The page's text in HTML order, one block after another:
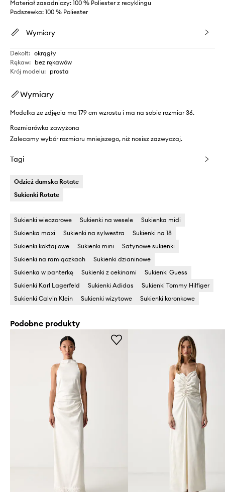
Materiał zasadniczy: 100 % Poliester z recyklingu
Podszewka: 100 % Poliester
Wymiary
Dekolt: okrągły
Rękaw: bez rękawów
Krój modelu: prosta
Wymiary
Modelka ze zdjęcia ma 179 cm wzrostu i ma na sobie rozmiar 36.
Rozmiarówka zawyżona
Zalecamy wybór rozmiaru mniejszego, niż nosisz zazwyczaj.
Tagi
Odzież damska Rotate
Sukienki Rotate
Sukienki wieczorowe Sukienki na wesele
Sukienka midi
Sukienka maxi
Sukienki na sylwestra
Sukienki na 18
Sukienki koktajlowe
Sukienki mini
Satynowe sukienki
Sukienki na ramiączkach
Sukienki dzianinowe
Sukienka w panterkę
Sukienki z cekinami
Sukienki Guess
Sukienki Karl Lagerfeld
Sukienki Adidas
Sukienki Tommy Hilfiger
Sukienki Calvin Klein
Sukienki wizytowe Sukienki koronkowe
Podobne produkty